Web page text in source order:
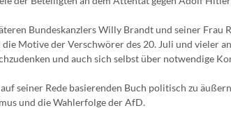
Bundeskanzlers Willy Brandt und seiner Frau
Motive der Verschwörer des 20. Juli und vieler
und auch sich selbst über notwendige
seiner Rede basierenden Buch politisch zu
und die Wahlerfolge der AfD.